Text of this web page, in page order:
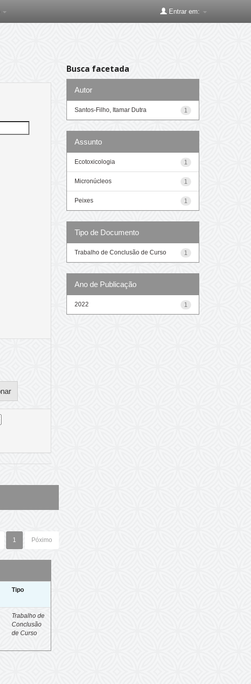
Entrar em:
1 Póximo
Tipo
Trabalho de
Conclusão
de Curso
Busca facetada
Autor
1
Santos-Filho, Itamar Dutra
Assunto
1
Ecotoxicologia
1
Micronúcleos
1
Peixes
Tipo de Documento
1
Trabalho de Conclusão de Curso
Ano de Publicação
1
2022